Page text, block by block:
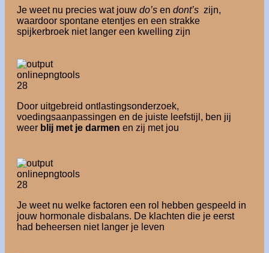
Je weet nu precies wat jouw do’s en dont’s zijn,
waardoor spontane etentjes en een strakke
spijkerbroek niet langer een kwelling zijn
Door uitgebreid ontlastingsonderzoek,
voedingsaanpassingen en de juiste leefstijl, ben jij
weer blij met je darmen en zij met jou
Je weet nu welke factoren een rol hebben gespeeld in
jouw hormonale disbalans. De klachten die je eerst
had beheersen niet langer je leven